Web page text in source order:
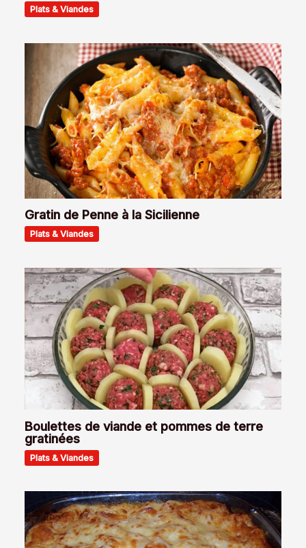
Plats & Viandes
Gratin de Penne à la Sicilienne
Plats & Viandes
Boulettes de viande et pommes de terre
gratinées
Plats & Viandes